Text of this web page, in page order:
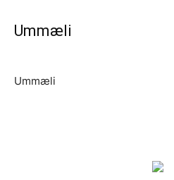
Ummæli
Ummæli